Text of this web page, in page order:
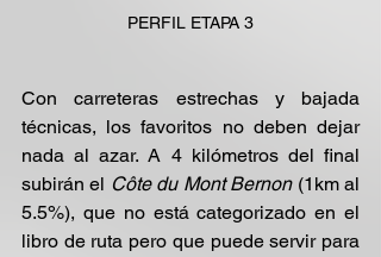
PERFIL ETAPA 3
Con carreteras estrechas y bajada
técnicas, los favoritos no deben dejar
nada al azar. A 4 kilómetros del final
subirán el Côte du Mont Bernon (1km al
5.5%), que no está categorizado en el
libro de ruta pero que puede servir para